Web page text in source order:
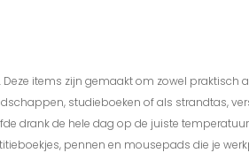
items zijn gemaakt om zowel praktisch
studieboeken of als strandtas,
drank de hele dag op de juiste
pennen en mousepads die je